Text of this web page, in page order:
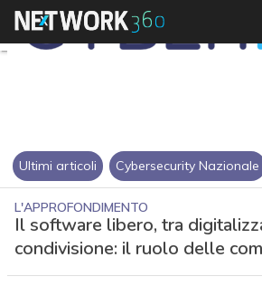
Ultimi articoli Cybersecurity Nazionale
L'APPROFONDIMENTO
Il software libero, tra
condivisione: il ruolo delle